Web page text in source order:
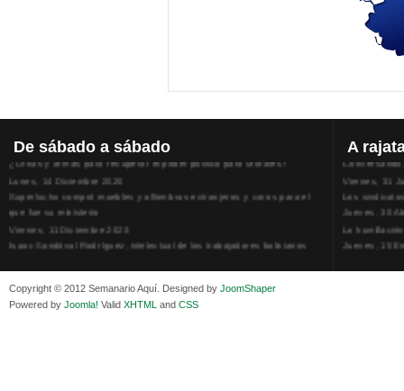
De sábado a sábado
¿Urnas y armas para recuperar el poder político para Morales?
Lunes, 14 Diciembre 2020
Superlucho compró muebles y alfombras extranjeros y caros para el
que fue su ministerio
Viernes, 11 Diciembre 2020
Isaac Sandóval Rodríguez, intelectual de los trabajadores bolivianos
Viernes, 11 Diciembre 2020
Viernes, 11 Diciembre 2020
En Bolivia, por la alianza obrera-campesina hacen más los trabajadores
A
Viernes, 31
Los
Jueves, 30
La
Jueves, 15
Adela
Copyright © 2012 Semanario Aquí. Designed by JoomShaper
Powered by Joomla! Valid XHTML and CSS